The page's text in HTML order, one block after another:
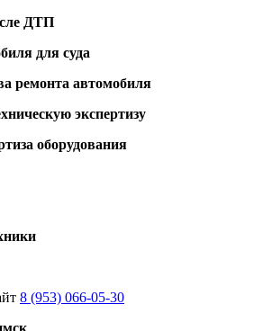
ДТП
для суда
ремонта автомобиля
экспертизу
оборудования
8 (953) 066-05-30